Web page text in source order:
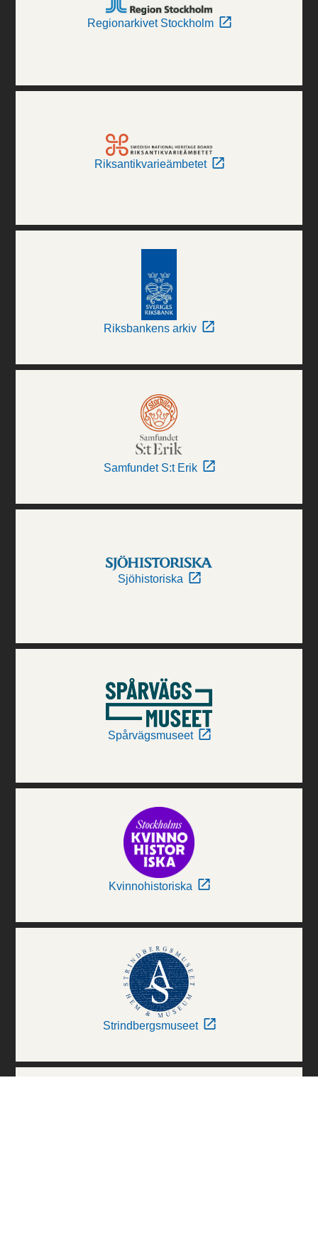
Regionarkivet Stockholm
Riksantikvarieämbetet
Riksbankens arkiv
Samfundet S:t Erik
Sjöhistoriska
Spårvägsmuseet
Kvinnohistoriska
Strindbergsmuseet